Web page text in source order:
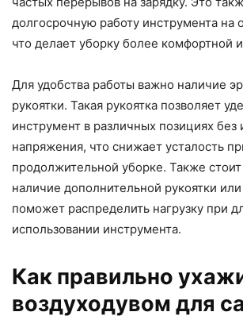
долгосрочную работу инструмента на
что делает уборку более комфортной
Для удобства работы важно наличие
рукоятки. Такая рукоятка позволяет
инструмент в различных позициях без
напряжения, что снижает усталость
продолжительной уборке. Также стоит
наличие дополнительной рукоятки
поможет распределить нагрузку при
использовании инструмента.
Как правильно
воздуходувом для